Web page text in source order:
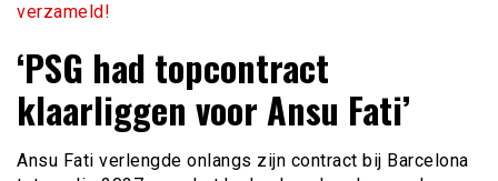
verzameld!
‘PSG had topcontract
klaarliggen voor Ansu Fati’
Ansu Fati verlengde onlangs zijn contract bij Barcelona